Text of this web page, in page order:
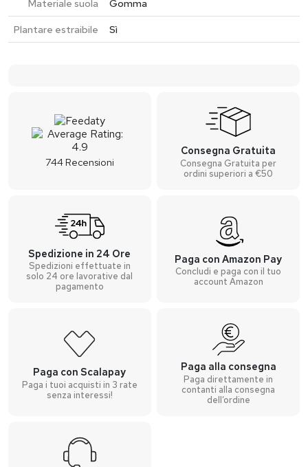
Materiale suola
Gomma
Plantare estraibile
Sì
744Recensioni
Consegna Gratuita
Consegna Gratuita per
ordini superiori a €50
Spedizione in 24 Ore
Spedizioni effettuate in
solo 24 ore lavorative dal
pagamento
Paga con Amazon Pay
Concludi e paga con il tuo
account Amazon
Paga con Scalapay
Paga i tuoi acquisti in 3 rate
senza interessi!
Paga alla consegna
Paga direttamente in
contanti alla consegna
dell’ordine